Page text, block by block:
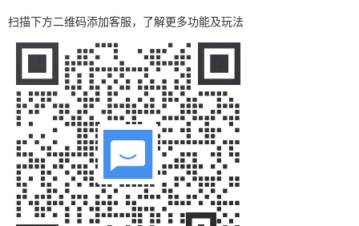
扫描下方二维码添加客服，了解更多功能及玩法